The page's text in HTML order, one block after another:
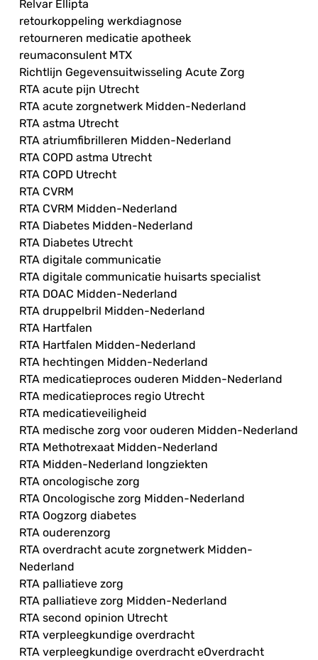
Relvar Ellipta
retourkoppeling werkdiagnose
retourneren medicatie apotheek
reumaconsulent MTX
Richtlijn Gegevensuitwisseling Acute Zorg
RTA acute pijn Utrecht
RTA acute zorgnetwerk Midden-Nederland
RTA astma Utrecht
RTA atriumfibrilleren Midden-Nederland
RTA COPD astma Utrecht
RTA COPD Utrecht
RTA CVRM
RTA CVRM Midden-Nederland
RTA Diabetes Midden-Nederland
RTA Diabetes Utrecht
RTA digitale communicatie
RTA digitale communicatie huisarts specialist
RTA DOAC Midden-Nederland
RTA druppelbril Midden-Nederland
RTA Hartfalen
RTA Hartfalen Midden-Nederland
RTA hechtingen Midden-Nederland
RTA medicatieproces ouderen Midden-Nederland
RTA medicatieproces regio Utrecht
RTA medicatieveiligheid
RTA medische zorg voor ouderen Midden-Nederland
RTA Methotrexaat Midden-Nederland
RTA Midden-Nederland longziekten
RTA oncologische zorg
RTA Oncologische zorg Midden-Nederland
RTA Oogzorg diabetes
RTA ouderenzorg
RTA overdracht acute zorgnetwerk Midden-
Nederland
RTA palliatieve zorg
RTA palliatieve zorg Midden-Nederland
RTA second opinion Utrecht
RTA verpleegkundige overdracht
RTA verpleegkundige overdracht eOverdracht